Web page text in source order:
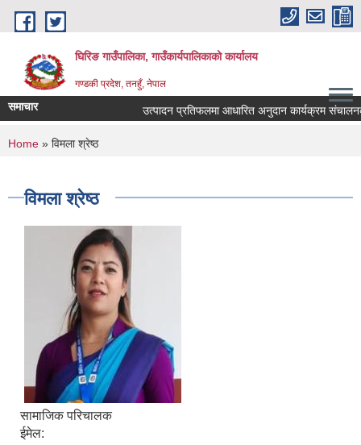
Skip to main content
घिरिङ गाउँपालिका, गाउँकार्यपालिकाको कार्यालय
गण्डकी प्रदेश, तनहुँ, नेपाल
समाचार उत्पादन प्रतिफलमा आधारित अनुदान कार्यक्रम
You are here
Home » विमला श्रेष्ठ
विमला श्रेष्ठ
सामाजिक परिचालक
ईमेल: